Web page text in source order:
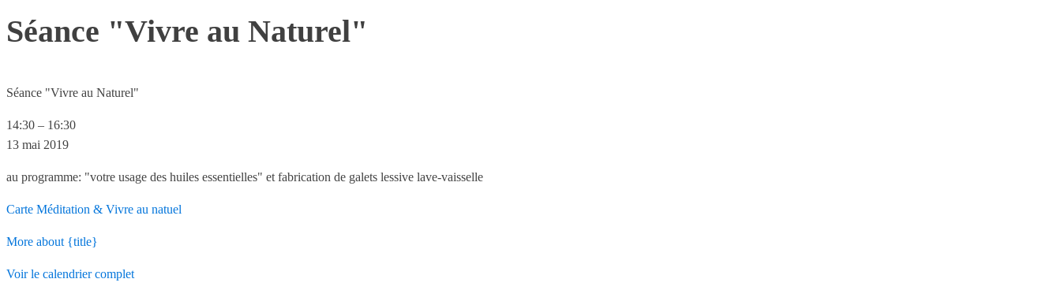
Séance "Vivre au Naturel"
Séance "Vivre au Naturel"
14:30 – 16:30
13 mai 2019
au programme: "votre usage des huiles essentielles" et fabrication de galets lessive lave-vaisselle
Carte Méditation & Vivre au natuel
More about {title}
Voir le calendrier complet